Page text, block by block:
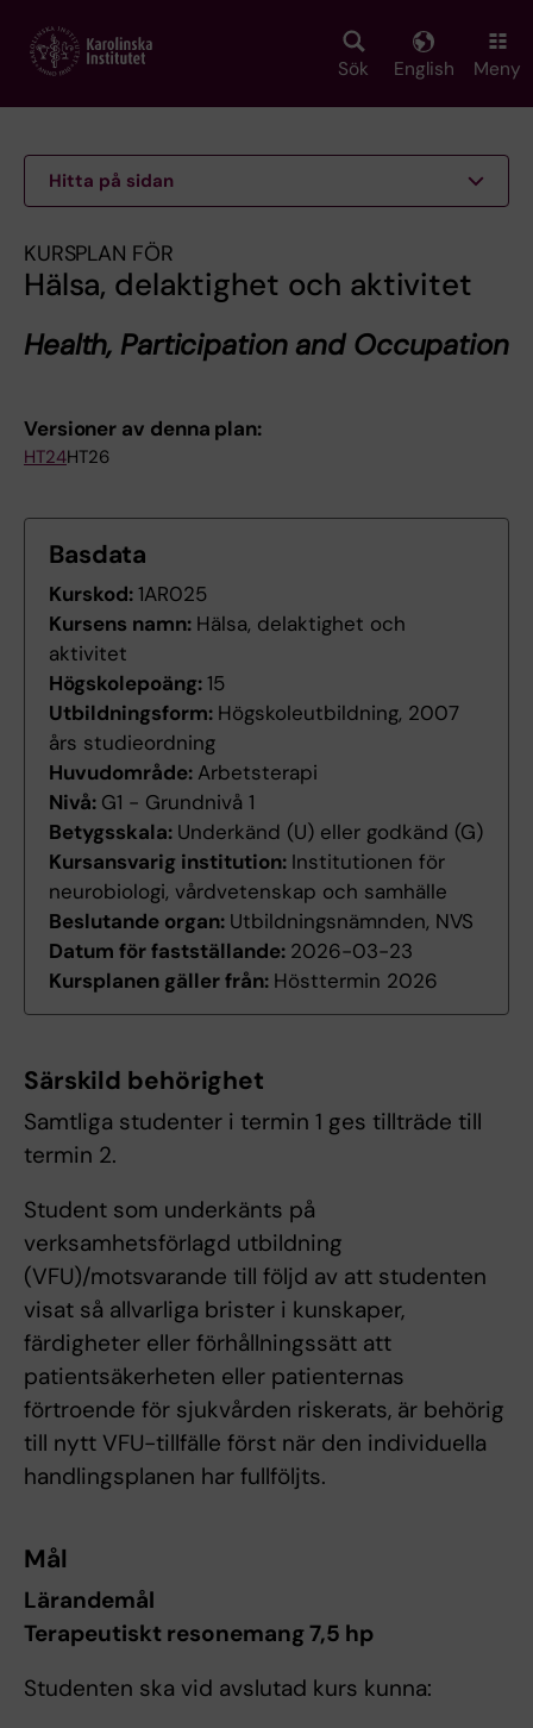
main
Sök English Meny
Hitta på sidan
KURSPLAN FÖR
Hälsa, delaktighet och aktivitet
Health, Participation and Occupation
Versioner av denna plan:
HT24HT26
Basdata
Kurskod:1AR025
Kursens namn: Hälsa, delaktighet och
aktivitet
Högskolepoäng:15
Utbildningsform: Högskoleutbildning, 2007
års studieordning
Huvudområde: Arbetsterapi
Nivå: G1 - Grundnivå 1
Betygsskala: Underkänd (U) eller godkänd (G)
Kursansvarig institution: Institutionen för
neurobiologi, vårdvetenskap och samhälle
Beslutande organ: Utbildningsnämnden, NVS
Datum för fastställande: 2026-03-23
Kursplanen gäller från: Hösttermin 2026
Särskild behörighet
Samtliga studenter i termin 1 ges tillträde till
termin 2.
Student som underkänts på
verksamhetsförlagd utbildning
(VFU)/motsvarande till följd av att studenten
visat så allvarliga brister i kunskaper,
färdigheter eller förhållningssätt att
patientsäkerheten eller patienternas
förtroende för sjukvården riskerats, är behörig
till nytt VFU-tillfälle först när den individuella
handlingsplanen har fullföljts.
Mål
Lärandemål
Terapeutiskt resonemang 7,5 hp
Studenten ska vid avslutad kurs kunna: